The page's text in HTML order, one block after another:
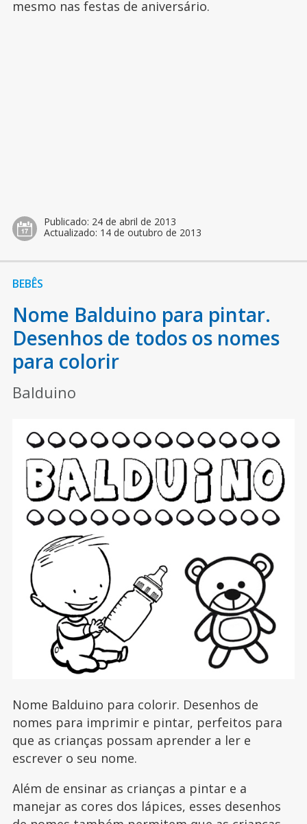
mesmo nas festas de aniversário.
Publicado: 24 de abril de 2013
Actualizado: 14 de outubro de 2013
BEBÊS
Nome Balduino para pintar.
Desenhos de todos os nomes
para colorir
Balduino
Nome Balduino para colorir. Desenhos de
nomes para imprimir e pintar, perfeitos para
que as crianças possam aprender a ler e
escrever o seu nome.
Além de ensinar as crianças a pintar e a
manejar as cores dos lápices, esses desenhos